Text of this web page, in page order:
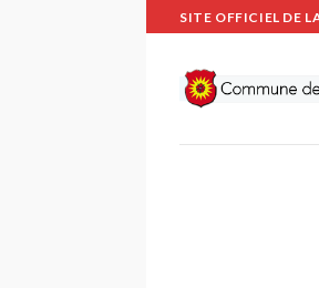
Passer
au
contenu
SITE OFFICIEL DE